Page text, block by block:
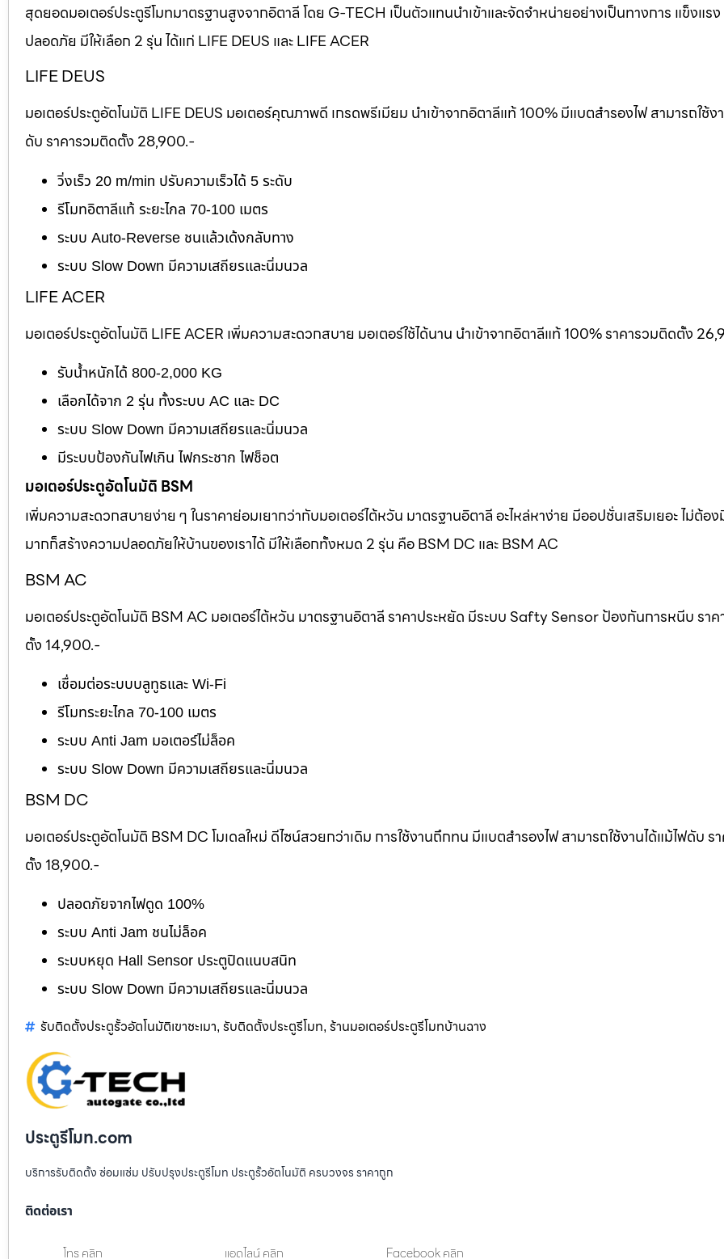
สุดยอดมอเตอร์ประตูรีโมทมาตรฐานสูงจากอิตาลี โดย G-TECH เป็นตัวแทนนำเข้าและจัดจำหน่ายอย่างเป็นทางการ แข็งแร
ปลอดภัย มีให้เลือก 2 รุ่น ได้แก่ LIFE DEUS และ LIFE ACER
LIFE DEUS
มอเตอร์ประตูอัตโนมัติ LIFE DEUS มอเตอร์คุณภาพดี เกรดพรีเมียม นำเข้าจากอิตาลีแท้ 100% มีแบตสำรองไฟ สามารถใช้ง
ดับ ราคารวมติดตั้ง 28,900.-
วิ่งเร็ว 20 m/min ปรับความเร็วได้ 5 ระดับ
รีโมทอิตาลีแท้ ระยะไกล 70-100 เมตร
ระบบ Auto-Reverse ชนแล้วเด้งกลับทาง
ระบบ Slow Down มีความเสถียรและนิ่มนวล
LIFE ACER
มอเตอร์ประตูอัตโนมัติ LIFE ACER เพิ่มความสะดวกสบาย มอเตอร์ใช้ได้นาน นำเข้าจากอิตาลีแท้ 100% ราคารวมติดตั้ง
รับน้ำหนักได้ 800-2,000 KG
เลือกได้จาก 2 รุ่น ทั้งระบบ AC และ DC
ระบบ Slow Down มีความเสถียรและนิ่มนวล
มีระบบป้องกันไฟเกิน ไฟกระชาก ไฟช็อต
มอเตอร์ประตูอัตโนมัติ BSM
เพิ่มความสะดวกสบายง่าย ๆ ในราคาย่อมเยากว่ากับมอเตอร์ไต้หวัน มาตรฐานอิตาลี อะไหล่หาง่าย มีออปชั่นเสริมเยอะ ไม่ต้อง
มากก็สร้างความปลอดภัยให้บ้านของเราได้ มีให้เลือกทั้งหมด 2 รุ่น คือ BSM DC และ BSM AC
BSM AC
มอเตอร์ประตูอัตโนมัติ BSM AC มอเตอร์ไต้หวัน มาตรฐานอิตาลี ราคาประหยัด มีระบบ Safty Sensor ป้องกันการหนีบ รา
ตั้ง 14,900.-
เชื่อมต่อระบบบลูทูธและ Wi-Fi
รีโมทระยะไกล 70-100 เมตร
ระบบ Anti Jam มอเตอร์ไม่ล็อค
ระบบ Slow Down มีความเสถียรและนิ่มนวล
BSM DC
มอเตอร์ประตูอัตโนมัติ BSM DC โมเดลใหม่ ดีไซน์สวยกว่าเดิม การใช้งานถึกทน มีแบตสำรองไฟ สามารถใช้งานได้แม้ไฟดับ ร
ตั้ง 18,900.-
ปลอดภัยจากไฟดูด 100%
ระบบ Anti Jam ชนไม่ล็อค
ระบบหยุด Hall Sensor ประตูปิดแนบสนิท
ระบบ Slow Down มีความเสถียรและนิ่มนวล
รับติดตั้งประตูรั้วอัตโนมัติเขาชะเมา, รับติดตั้งประตูรีโมท, ร้านมอเตอร์ประตูรีโมทบ้านฉาง
ประตูรีโมท.com
บริการรับติดตั้ง ซ่อมแซ่ม ปรับปรุงประตูรีโมท ประตูรั้วอัตโนมัติ ครบวงจร ราคาถูก
ติดต่อเรา
โทร คลิก แอดไลน์ คลิก Facebook คลิก